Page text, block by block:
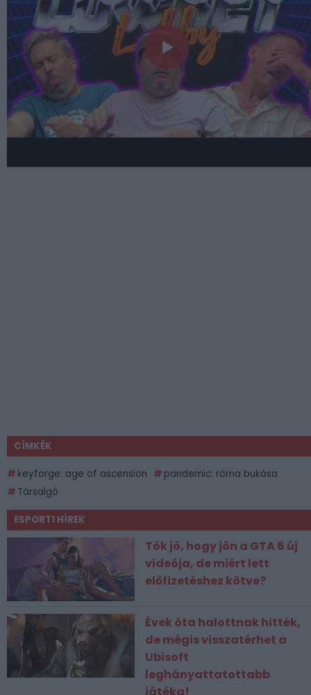
CÍMKÉK
keyforge: age of ascension
pandemic: róma bukása
Társalgó
ESPORT1 HÍREK
Tök jó, hogy jön a GTA 6 új
videója, de miért lett
előfizetéshez kötve?
Évek óta halottnak hitték,
de mégis visszatérhet a
Ubisoft
leghányattatottabb